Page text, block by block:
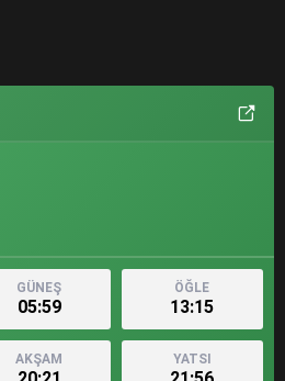
GÜNEŞ
05:59
ÖĞLE
13:15
AKŞAM YATSI